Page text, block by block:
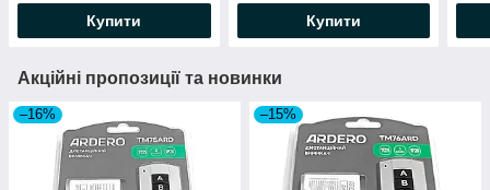
Купити Купити
Акційні пропозиції та новинки
–16% –15%